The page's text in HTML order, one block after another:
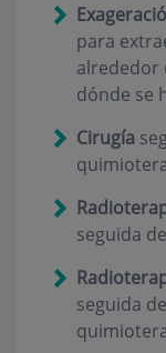
para
alrededor
dónde se
Cirugía
seguida
seguida